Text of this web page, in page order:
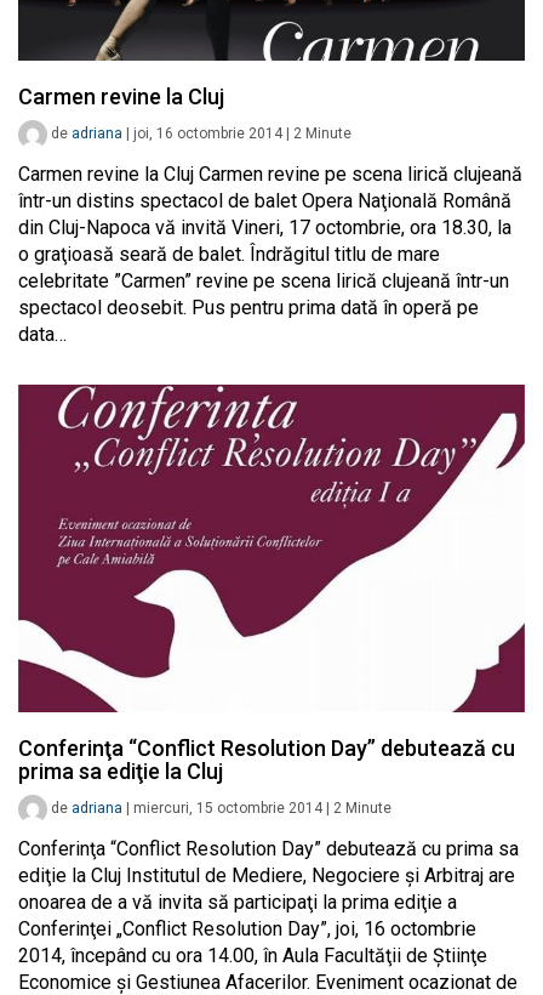
Carmen revine la Cluj
de adriana joi, 16 octombrie 2014 2 Minute
Carmen revine la Cluj Carmen revine pe scena lirică clujeană
într-un distins spectacol de balet Opera Naţională Română
din Cluj-Napoca vă invită Vineri, 17 octombrie, ora 18.30, la
o graţioasă seară de balet. Îndrăgitul titlu de mare
celebritate ”Carmen” revine pe scena lirică clujeană într-un
spectacol deosebit. Pus pentru prima dată în operă pe
data…
Conferinţa “Conflict Resolution Day” debutează cu
prima sa ediţie la Cluj
de adriana miercuri, 15 octombrie 2014 2 Minute
Conferinţa “Conflict Resolution Day” debutează cu prima sa
ediţie la Cluj Institutul de Mediere, Negociere şi Arbitraj are
onoarea de a vă invita să participaţi la prima ediţie a
Conferinţei „Conflict Resolution Day”, joi, 16 octombrie
2014, începând cu ora 14.00, în Aula Facultăţii de Ştiinţe
Economice şi Gestiunea Afacerilor. Eveniment ocazionat de